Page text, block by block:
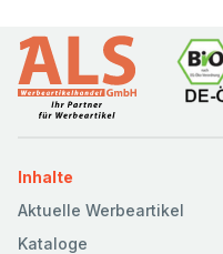
Inhalte
Aktuelle Werbeartikel
Kataloge